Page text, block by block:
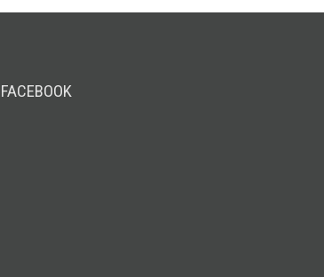
FACEBOOK